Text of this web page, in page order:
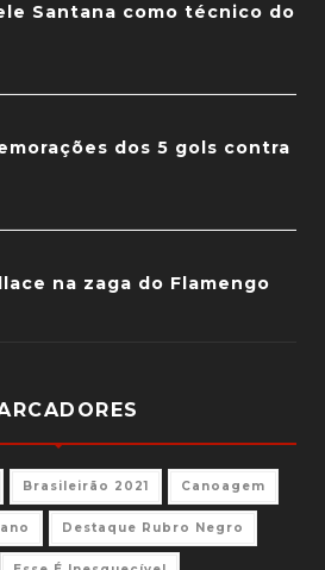
Santana como técnico do
dos 5 gols contra
na zaga do Flamengo
Brasileirão 2021 Canoagem
Destaque Rubro Negro